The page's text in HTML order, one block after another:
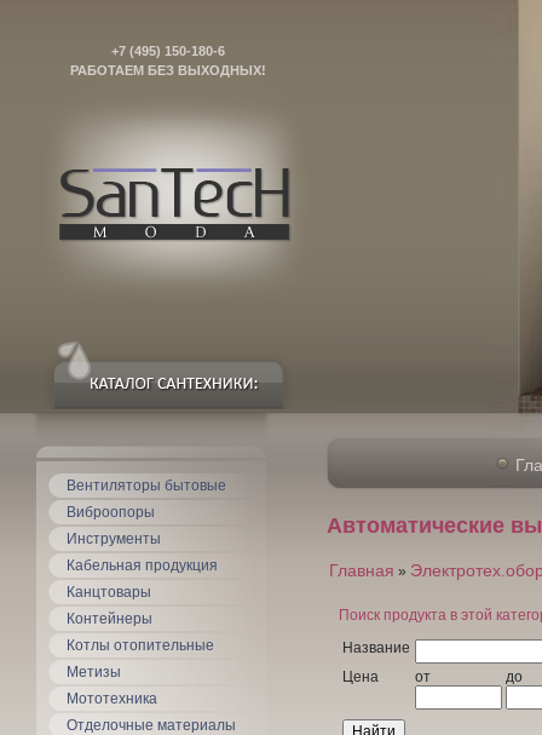
+7 (495) 150-180-6
РАБОТАЕМ БЕЗ ВЫХОДНЫХ!
Вентиляторы бытовые
Виброопоры
Инструменты
Кабельная продукция
Канцтовары
Контейнеры
Котлы отопительные
Метизы
Мототехника
Отделочные материалы
Автоматические
Главная »
Поиск продукта в этой
Название
Цена
от до